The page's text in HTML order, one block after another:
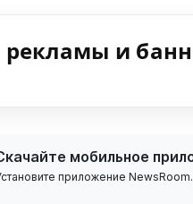
и
мобильное
приложение